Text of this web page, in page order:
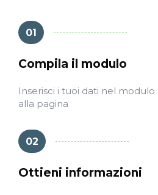
01
Compila il modulo
Inserisci i tuoi dati nel
alla pagina
02
Ottieni informazioni